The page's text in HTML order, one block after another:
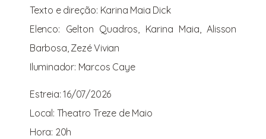
Texto e direção: Karina Maia Dick
Elenco: Gelton Quadros, Karina Maia, Alisson
Barbosa, Zezé Vivian
Iluminador: Marcos Caye
Estreia: 16/07/2026
Local: Theatro Treze de Maio
Hora: 20h